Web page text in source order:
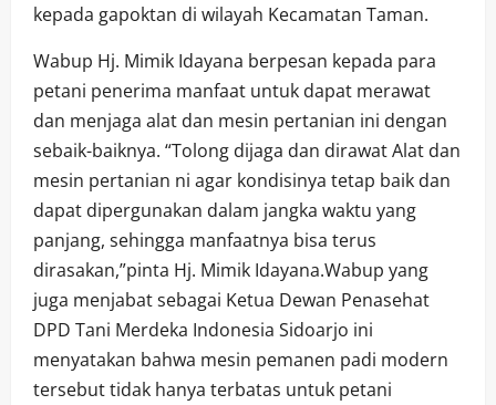
kepada gapoktan di wilayah Kecamatan Taman.
Wabup Hj. Mimik Idayana berpesan kepada para
petani penerima manfaat untuk dapat merawat
dan menjaga alat dan mesin pertanian ini dengan
sebaik-baiknya. “Tolong dijaga dan dirawat Alat dan
mesin pertanian ni agar kondisinya tetap baik dan
dapat dipergunakan dalam jangka waktu yang
panjang, sehingga manfaatnya bisa terus
dirasakan,”pinta Hj. Mimik Idayana.Wabup yang
juga menjabat sebagai Ketua Dewan Penasehat
DPD Tani Merdeka Indonesia Sidoarjo ini
menyatakan bahwa mesin pemanen padi modern
tersebut tidak hanya terbatas untuk petani